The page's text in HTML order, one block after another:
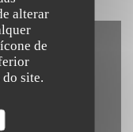
alterar
de
do site.